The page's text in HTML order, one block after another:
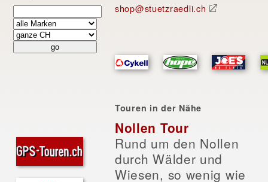
shop@stuetzraedli.ch
Touren in der Nähe
Nollen Tour
Rund um den Nollen
durch Wälder und
Wiesen, so wenig wie